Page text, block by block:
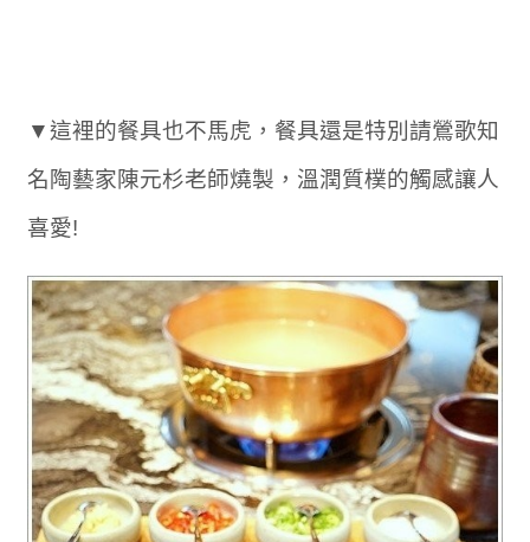
▼這裡的餐具也不馬虎，餐具還是特別請鶯歌知
名陶藝家陳元杉老師燒製，溫潤質樸的觸感讓人
喜愛!